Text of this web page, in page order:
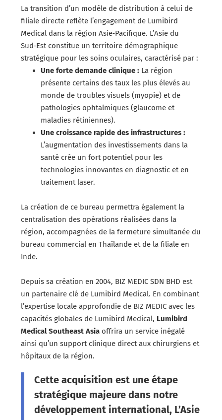
La transition d’un modèle de distribution à celui de
filiale directe reflète l’engagement de Lumibird
Medical dans la région Asie‑Pacifique. L’Asie du
Sud‑Est constitue un territoire démographique
stratégique pour les soins oculaires, caractérisé par :
Une forte demande clinique : La région
présente certains des taux les plus élevés au
monde de troubles visuels (myopie) et de
pathologies ophtalmiques (glaucome et
maladies rétiniennes).
Une croissance rapide des infrastructures :
L’augmentation des investissements dans la
santé crée un fort potentiel pour les
technologies innovantes en diagnostic et en
traitement laser.
La création de ce bureau permettra également la
centralisation des opérations réalisées dans la
région, accompagnées de la fermeture simultanée du
bureau commercial en Thaïlande et de la filiale en
Inde.
Depuis sa création en 2004, BIZ MEDIC SDN BHD est
un partenaire clé de Lumibird Medical. En combinant
l’expertise locale approfondie de BIZ MEDIC avec les
capacités globales de Lumibird Medical, Lumibird
Medical Southeast Asia offrira un service inégalé
ainsi qu’un support clinique direct aux chirurgiens et
hôpitaux de la région.
Cette acquisition est une étape
stratégique majeure dans notre
développement international, L’Asie